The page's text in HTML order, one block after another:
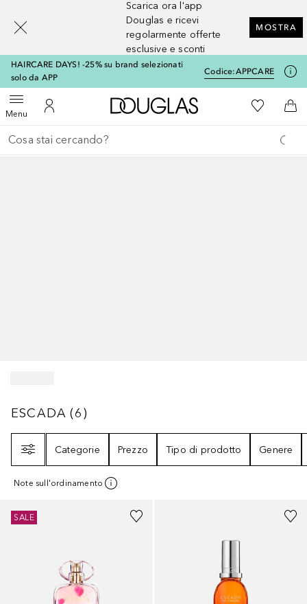
Scarica ora l'app
Douglas e ricevi
regolarmente offerte
esclusive e sconti
MOSTRA
HAIRCARE DAYS! -25% su brand selezionati
solo da APP
Codice:APPCARE
MenuApri menuAl Mio Account
A Douglas HomeAlla Mia
Al
Torna indietro
Esegui ricerca
ESCADA6
ESCADA (6)
Categorie
Prezzo Tipo di prodotto Genere
Note sull'ordinamento
SALE
[navigation.slideout.screenreader]